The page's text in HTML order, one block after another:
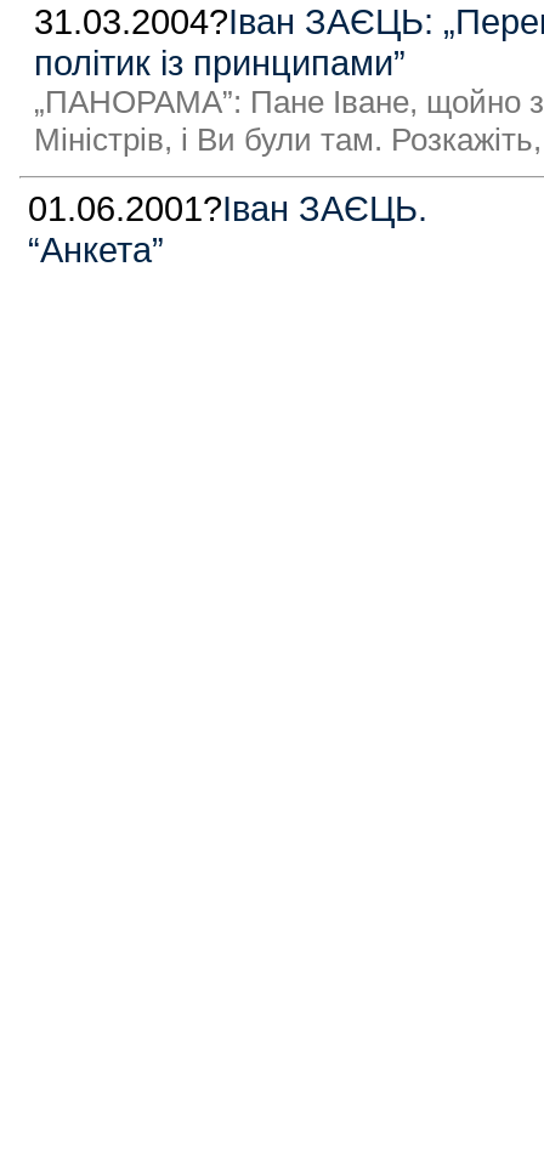
31.03.2004?Іван ЗАЄЦЬ:
політик із принципами”
„ПАНОРАМА”: Пане Іване, щойно
Міністрів, і Ви були там.
01.06.2001?Іван ЗАЄЦЬ.
“Анкета”